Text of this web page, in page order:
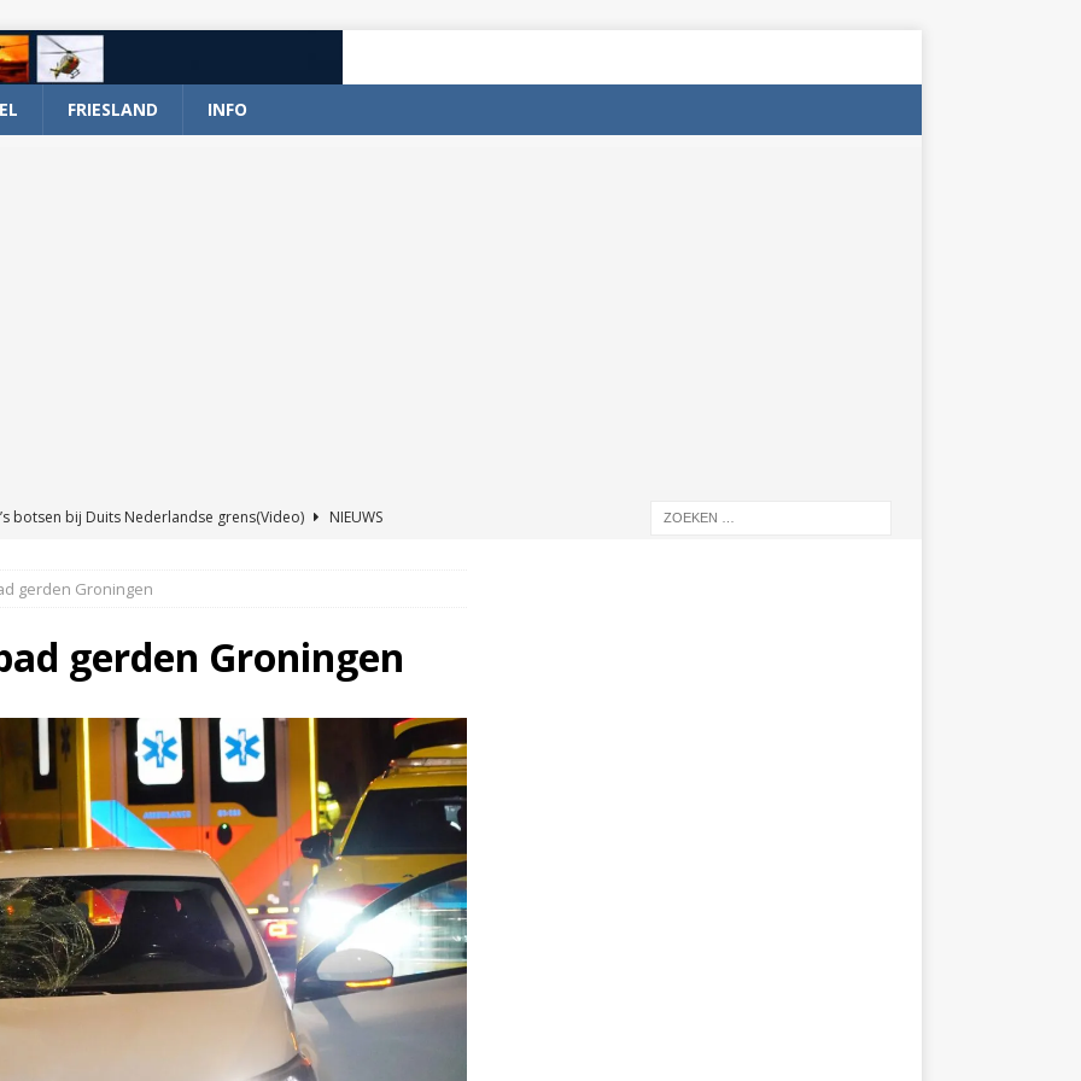
FRIESLAND INFO
botsen bij Duits Nederlandse grens(Video)
NIEUWS
en wagen met stro in de brand in Oosterhesselen(Video)
brand in Wijster(Video)
aangevaren op Schildmeer Steendam(Video) NIEUWS
gerden Groningen
gerden Groningen